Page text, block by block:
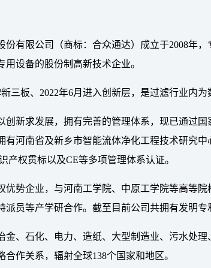
份有限公司（商标：合众通达）成立于2008年
设备的股份制高新技术企业。
三板、2022年6月进入创新层，是过滤行业内
创新求发展，拥有完善的管理体系，现已通过
有河南省及新乡市智能流体净化工程技术研究
产权贯标以及CE等多项管理体系认证。
优势企业，与河南工学院、中原工学院等高等
员等产学研合作。截至目前公司共拥有发明专
金、石化、电力、造纸、大型制造业、污水处
合作关系，辐射全球138个国家和地区。